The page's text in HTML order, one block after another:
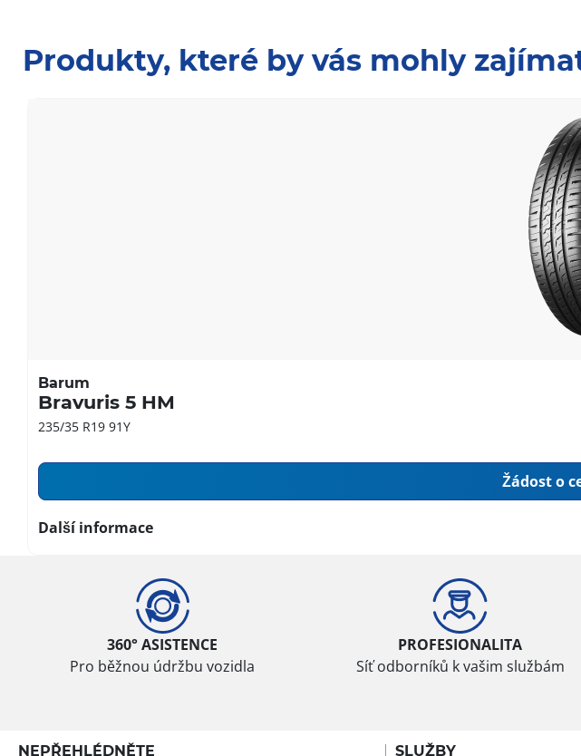
Produkty, které by vás mohly
Barum
Bravuris 5 HM
235/35 R19 91Y
Žádost o
Další informace
360° ASISTENCE
Pro běžnou údržbu vozidla
PROFESIONALITA
Síť odborníků k vašim službám
NEPŘEHLÉDNĚTE SLUŽBY